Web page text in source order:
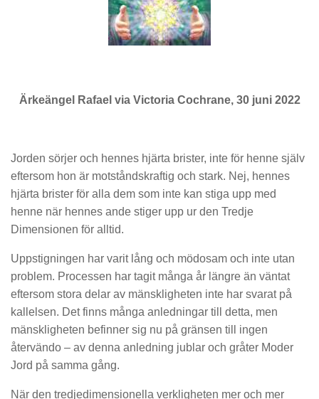
Ärkeängel Rafael via Victoria Cochrane, 30 juni 2022
Jorden sörjer och hennes hjärta brister, inte för henne själv
eftersom hon är motståndskraftig och stark. Nej, hennes
hjärta brister för alla dem som inte kan stiga upp med
henne när hennes ande stiger upp ur den Tredje
Dimensionen för alltid.
Uppstigningen har varit lång och mödosam och inte utan
problem. Processen har tagit många år längre än väntat
eftersom stora delar av mänskligheten inte har svarat på
kallelsen. Det finns många anledningar till detta, men
mänskligheten befinner sig nu på gränsen till ingen
återvändo – av denna anledning jublar och gråter Moder
Jord på samma gång.
När den tredjedimensionella verkligheten mer och mer